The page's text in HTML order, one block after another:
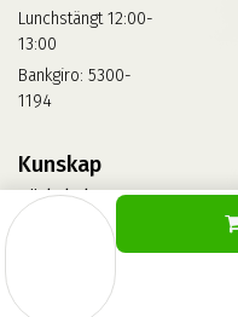
Lunchstängt 12:00-
13:00
Bankgiro: 5300-
1194
Kunskap
Däckskola
Informationsbank Av Däck